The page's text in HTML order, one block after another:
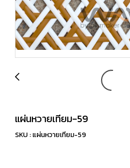
แผ่นหวายเทียม-59
SKU : แผ่นหวายเทียม-59